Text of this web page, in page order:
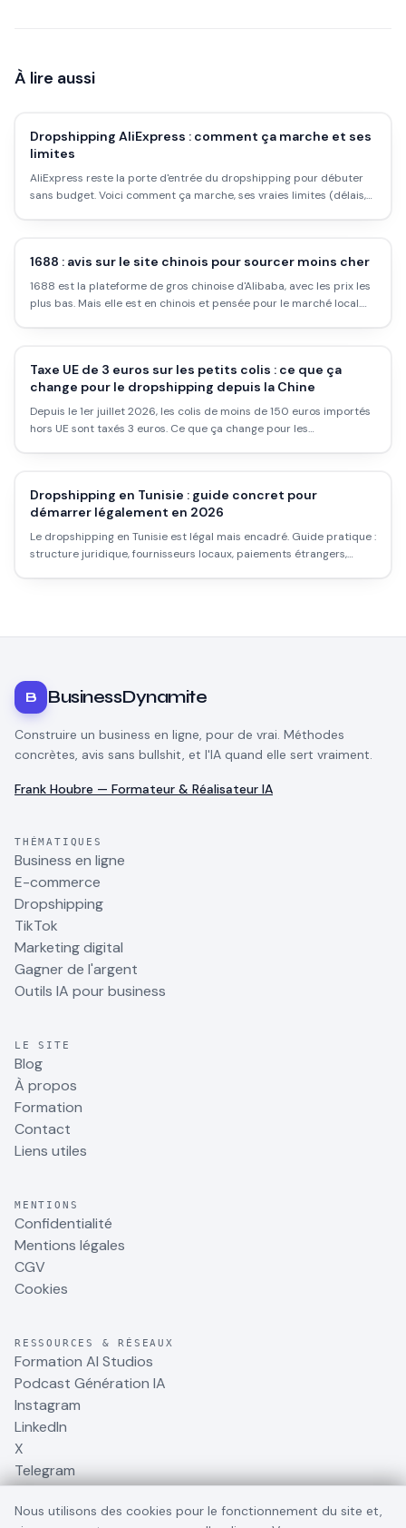
À lire aussi
Dropshipping AliExpress : comment ça marche et ses
limites
AliExpress reste la porte d'entrée du dropshipping pour débuter
sans budget. Voici comment ça marche, ses vraies limites (délais,
1688 : avis sur le site chinois pour sourcer moins cher
1688 est la plateforme de gros chinoise d'Alibaba, avec les prix les
plus bas. Mais elle est en chinois et pensée pour le marché local.
Taxe UE de 3 euros sur les petits colis : ce que ça
change pour le dropshipping depuis la Chine
Depuis le 1er juillet 2026, les colis de moins de 150 euros importés
hors UE sont taxés 3 euros. Ce que ça change pour les
Dropshipping en Tunisie : guide concret pour
démarrer légalement en 2026
Le dropshipping en Tunisie est légal mais encadré. Guide pratique :
structure juridique, fournisseurs locaux, paiements étrangers,
B BusinessDynamite
Construire un business en ligne, pour de vrai. Méthodes
concrètes, avis sans bullshit, et l'IA quand elle sert vraiment.
Frank Houbre — Formateur & Réalisateur IA
THÉMATIQUES
Business en ligne
E-commerce
Dropshipping
TikTok
Marketing digital
Gagner de l'argent
Outils IA pour business
LE SITE
Blog
À propos
Formation
Contact
Liens utiles
MENTIONS
Confidentialité
Mentions légales
CGV
Cookies
RESSOURCES & RÉSEAUX
Formation AI Studios
Podcast Génération IA
Instagram
LinkedIn
X
Telegram
Nous utilisons des cookies pour le fonctionnement du site et,